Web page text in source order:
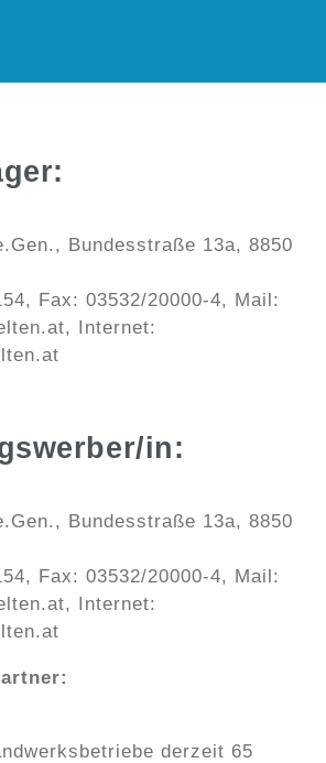
Bundesstraße 13a, 8850
Fax: 03532/20000-4, Mail:
Internet:
in:
Bundesstraße 13a, 8850
Fax: 03532/20000-4, Mail:
Internet:
derzeit 65